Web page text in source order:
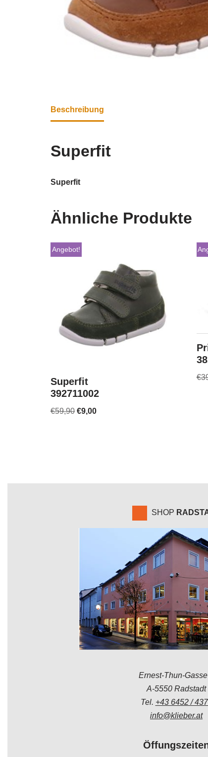
Beschreibung
Superfit
Superfit
Ähnliche Produkte
Angebot!
Superfit
392711002
€59,90 €9,00
€
SHOP
Ernest-Thun-
A-5550 Radstadt
Tel. +43 6452 /
info@klieber.at